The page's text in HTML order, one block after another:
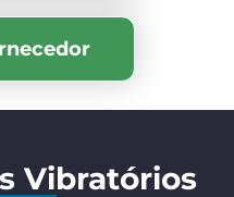
Vibratórios